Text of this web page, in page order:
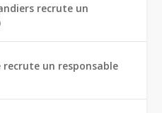
recrute un
recrute un responsable